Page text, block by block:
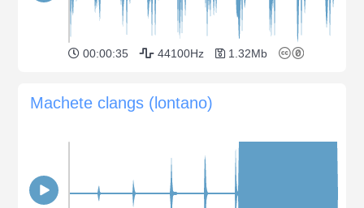
00:00:35 44100Hz 1.32Mb
Machete clangs (lontano)